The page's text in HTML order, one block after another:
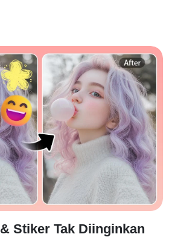
Stiker Tak Diinginkan